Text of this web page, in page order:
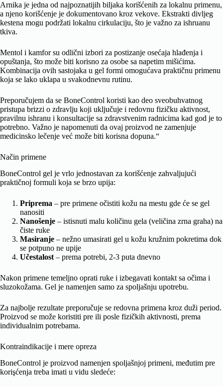
Arnika je jedna od najpoznatijih biljaka korišćenih za lokalnu primenu,
a njeno korišćenje je dokumentovano kroz vekove. Ekstrakti divljeg
kestena mogu podržati lokalnu cirkulaciju, što je važno za ishruanu
tkiva.
Mentol i kamfor su odlični izbori za postizanje osećaja hlađenja i
opuštanja, što može biti korisno za osobe sa napetim mišićima.
Kombinacija ovih sastojaka u gel formi omogućava praktičnu primenu
koja se lako uklapa u svakodnevnu rutinu.
Preporučujem da se BoneControl koristi kao deo sveobuhvatnog
pristupa brizzi o zdravlju koji uključuje i redovnu fizičku aktivnost,
pravilnu ishranu i konsultacije sa zdravstvenim radnicima kad god je to
potrebno. Važno je napomenuti da ovaj proizvod ne zamenjuje
medicinsko lečenje već može biti korisna dopuna.“
Način primene
BoneControl gel je vrlo jednostavan za korišćenje zahvaljujući
praktičnoj formuli koja se brzo upija:
Priprema – pre primene očistiti kožu na mestu gde će se gel
nanositi
Nanošenje – istisnuti malu količinu gela (veličina zrna graha) na
čiste ruke
Masiranje – nežno umasirati gel u kožu kružnim pokretima dok
se potpuno ne upije
Učestalost – prema potrebi, 2-3 puta dnevno
Nakon primene temeljno oprati ruke i izbegavati kontakt sa očima i
sluzokožama. Gel je namenjen samo za spoljašnju upotrebu.
Za najbolje rezultate preporučuje se redovna primena kroz duži period.
Proizvod se može koristiti pre ili posle fizičkih aktivnosti, prema
individualnim potrebama.
Kontraindikacije i mere opreza
BoneControl je proizvod namenjen spoljašnjoj primeni, međutim pre
korişćenja treba imati u vidu sledeće: